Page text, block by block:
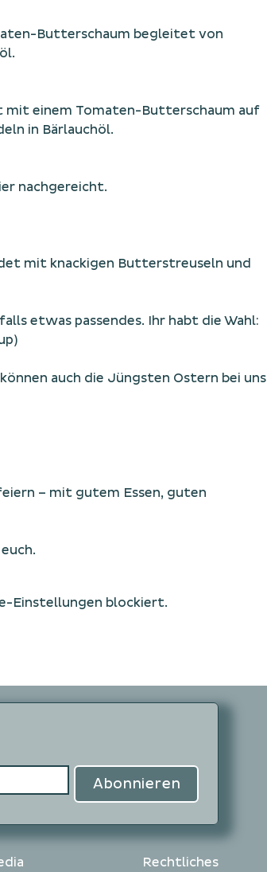
Butterschaum begleitet von
einem Tomaten-Butterschaum auf
in Bärlauchöl.
nachgereicht.
mit knackigen Butterstreuseln und
etwas passendes. Ihr habt die Wahl:
auch die Jüngsten Ostern bei uns
– mit gutem Essen, guten
Einstellungen blockiert.
Abonnieren
Rechtliches